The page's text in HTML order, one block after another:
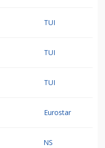
TUI
TUI
TUI
Eurostar
NS